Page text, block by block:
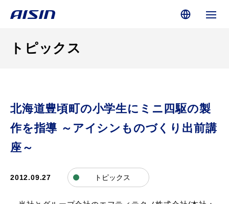
トピックス
北海道豊頃町の小学生にミニ四駆の製
作を指導 ～アイシンものづくり出前講
座～
2012.09.27 トピックス